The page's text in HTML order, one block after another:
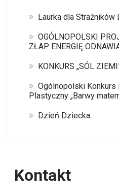
Laurka dla Strażników
OGÓLNOPOLSKI
ZŁAP ENERGIĘ
KONKURS „SÓL
Ogólnopolski Konkurs
Plastyczny „Barwy
Dzień Dziecka
Kontakt